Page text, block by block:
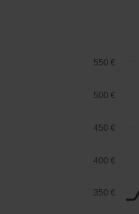
350 €
400 €
450 €
500 €
550 €